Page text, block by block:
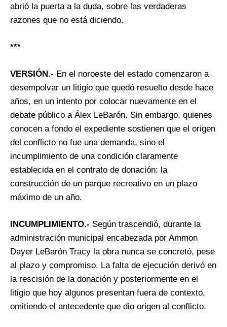
abrió la puerta a la duda, sobre las verdaderas
razones que no está diciendo.
***
VERSIÓN.- En el noroeste del estado comenzaron a
desempolvar un litigio que quedó resuelto desde hace
años, en un intento por colocar nuevamente en el
debate público a Álex LeBarón. Sin embargo, quienes
conocen a fondo el expediente sostienen que el origen
del conflicto no fue una demanda, sino el
incumplimiento de una condición claramente
establecida en el contrato de donación: la
construcción de un parque recreativo en un plazo
máximo de un año.
INCUMPLIMIENTO.- Según trascendió, durante la
administración municipal encabezada por Ammon
Dayer LeBarón Tracy la obra nunca se concretó, pese
al plazo y compromiso. La falta de ejecución derivó en
la rescisión de la donación y posteriormente en el
litigio que hoy algunos presentan fuera de contexto,
omitiendo el antecedente que dio origen al conflicto.